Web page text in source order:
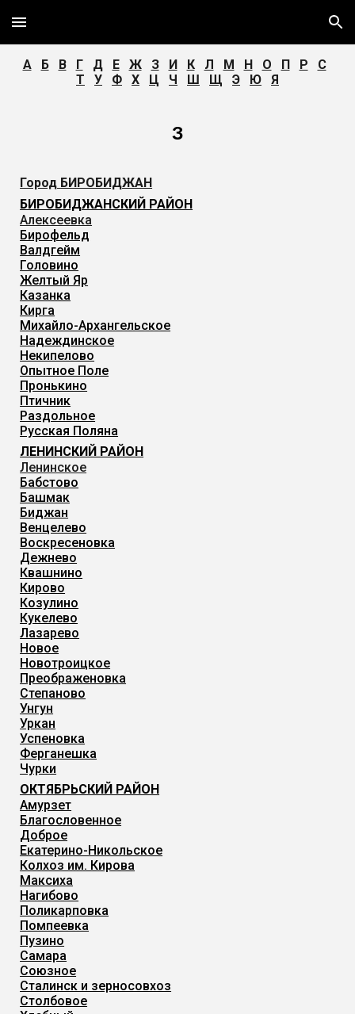
Skip to main content Skip to navigation
А Б В Г Д Е Ж З И К Л М Н О П Р
С
Т
У Ф Х Ц Ч Ш Щ Э Ю Я
З
Город БИРОБИДЖАН
БИРОБИДЖАНСКИЙ РАЙОН
Алексеевка
Бирофельд
Валдгейм
Головино
Желтый Яр
Казанка
Кирга
Михайло-Архангельское
Надеждинское
Некипелово
Опытное Поле
Пронькино
Птичник
Раздольное
Русская Поляна
ЛЕНИНСКИЙ РАЙОН
Ленинское
Бабстово
Башмак
Биджан
Венцелево
Воскресеновка
Дежнево
Квашнино
Кирово
Козулино
Кукелево
Лазарево
Новое
Новотроицкое
Преображеновка
Степаново
Унгун
Уркан
Успеновка
Ферганешка
Чурки
ОКТЯБРЬСКИЙ РАЙОН
Амурзет
Благословенное
Доброе
Екатерино-Никольское
Колхоз им. Кирова
Максиха
Нагибово
Поликарповка
Помпеевка
Пузино
Самара
Союзное
Сталинск и зерносовхоз
Столбовое